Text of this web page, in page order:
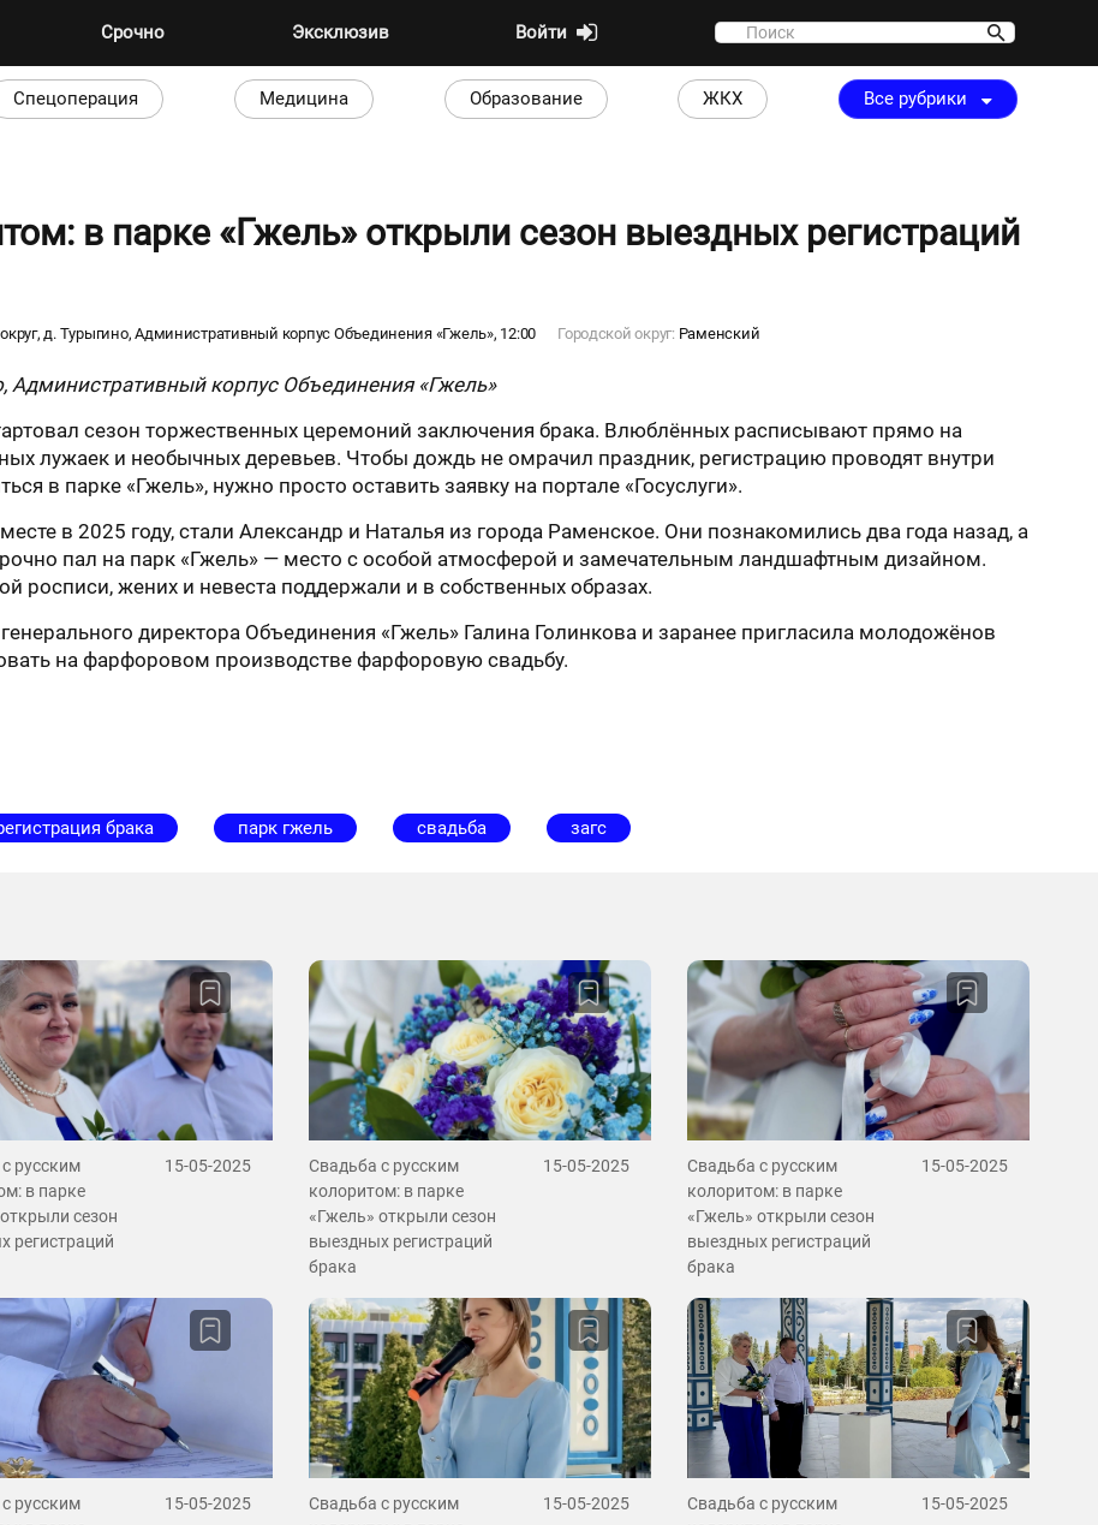
Срочно Эксклюзив Войти
Спецоперация Медицина Образование ЖКХ Все рубрики
в парке «Гжель» открыли сезон выездных регистраций
д. Турыгино, Административный корпус Объединения «Гжель», 12:00 Городской округ: Раменский
Административный корпус Объединения «Гжель»
сезон торжественных церемоний заключения брака. Влюблённых расписывают прямо на
лужаек и необычных деревьев. Чтобы дождь не омрачил праздник, регистрацию проводят внутри
в парке «Гжель», нужно просто оставить заявку на портале «Госуслуги».
в 2025 году, стали Александр и Наталья из города Раменское. Они познакомились два года назад, а
пал на парк «Гжель» — место с особой атмосферой и замечательным ландшафтным дизайном.
росписи, жених и невеста поддержали и в собственных образах.
директора Объединения «Гжель» Галина Голинкова и заранее пригласила молодожёнов
на фарфоровом производстве фарфоровую свадьбу.
брака парк гжель свадьба загс
русским
в парке
сезон
регистраций
15-05-2025
Свадьба с русским
колоритом: в парке
«Гжель» открыли сезон
выездных регистраций
брака
15-05-2025
Свадьба с русским
колоритом: в парке
«Гжель» открыли сезон
выездных регистраций
брака
15-05-2025
русским
15-05-2025
Свадьба с русским
15-05-2025
Свадьба с русским
15-05-2025